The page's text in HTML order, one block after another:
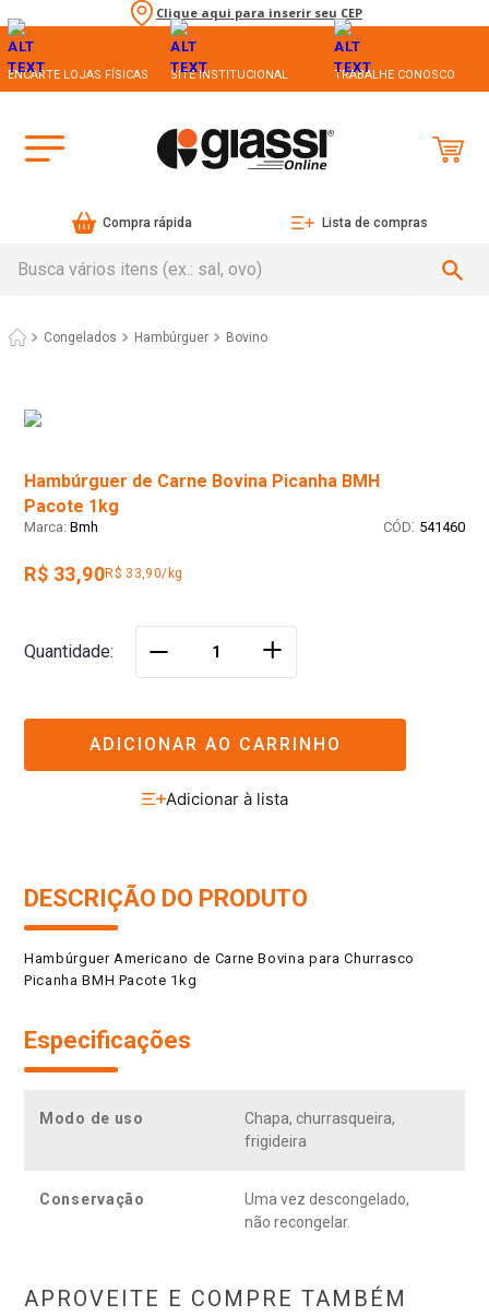
Clique aqui para inserir seu CEP
ENCARTE LOJAS FÍSICAS SITE INSTITUCIONAL TRABALHE CONOSCO
Compra rápida Lista de compras
Congelados Hambúrguer Bovino
Hambúrguer de Carne Bovina Picanha BMH
Pacote 1kg
Bmh : 541460
R$ 33,90R$ 33,90/kg
Quantidade ＋
ADICIONAR AO CARRINHO
DESCRIÇÃO DO PRODUTO
Hambúrguer Americano de Carne Bovina para Churrasco
Picanha BMH Pacote 1kg
Especificações
Modo de uso
Chapa, churrasqueira,
frigideira
Conservação
Uma vez descongelado,
não recongelar.
APROVEITE E COMPRE TAMBÉM